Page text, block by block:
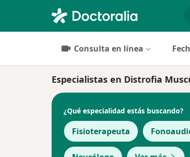
Consulta en línea
Especialistas en Distrofia
¿Qué especialidad estás buscando?
Fisioterapeuta